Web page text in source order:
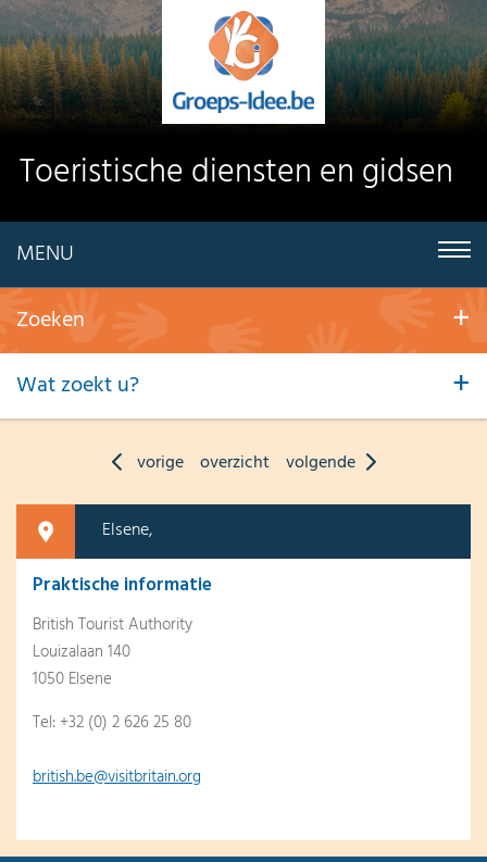
Toeristische diensten en gidsen
MENU
Zoeken
Wat zoekt u?
vorige overzicht volgende
Elsene,
Praktische informatie
British Tourist Authority
Louizalaan 140
1050 Elsene
Tel: +32 (0) 2 626 25 80
british.be@visitbritain.org